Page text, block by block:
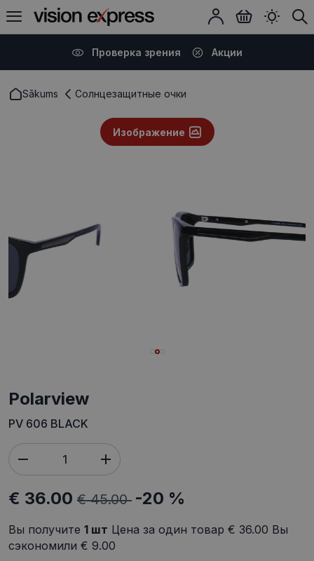
Проверка зрения Акции
Sākums Солнцезащитные очки
Изображение
polarview
PV 606 BLACK
€ 36.00 € 45.00 -20 %
Вы получите 1 шт Цена за один товар € 36.00 Вы
сэкономили € 9.00